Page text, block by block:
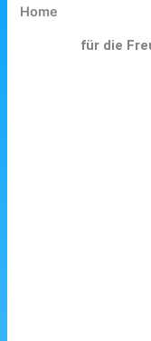
Home
für die